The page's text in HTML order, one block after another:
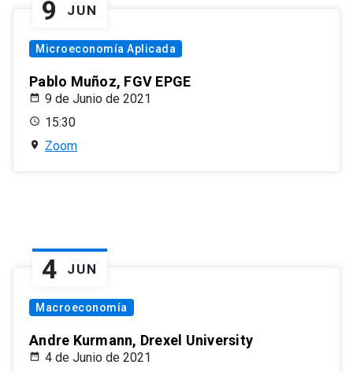
9 JUN
Microeconomía Aplicada
Pablo Muñoz, FGV EPGE
9 de Junio de 2021
15:30
Zoom
4 JUN
Macroeconomía
Andre Kurmann, Drexel University
4 de Junio de 2021